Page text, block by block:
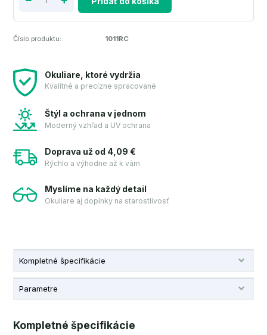
Číslo produktu: 1011RC
Okuliare, ktoré vydržia
Kvalitné a precízne spracované
Štýl a ochrana v jednom
Moderný vzhľad a UV ochrana
Doprava už od 4,09 €
Rýchlo a výhodne až k vám
Myslíme na každý detail
Okuliare aj doplnky na starostlivosť
Kompletné špecifikácie
Parametre
Kompletné špecifikácie